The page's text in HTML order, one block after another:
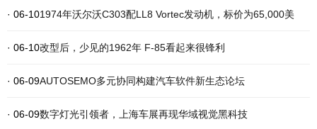
· 06-101974年沃尔沃C303配LL8 Vortec发动机，标价为65,000美
· 06-10改型后，少见的1962年 F-85看起来很锋利
· 06-09AUTOSEMO多元协同构建汽车软件新生态论坛
· 06-09数字灯光引领者，上海车展再现华域视觉黑科技